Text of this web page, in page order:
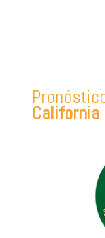
California